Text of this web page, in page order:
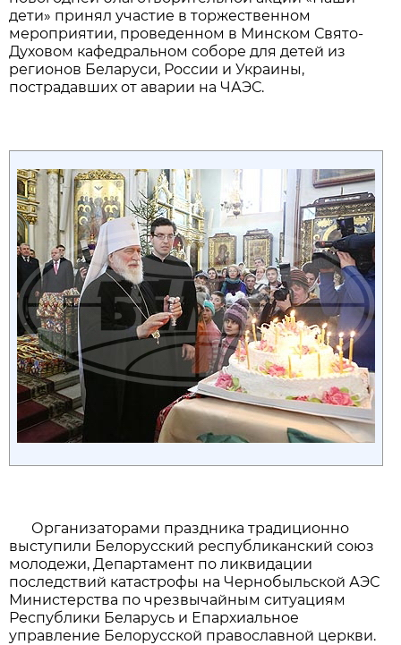
дети» принял участие в торжественном
мероприятии, проведенном в Минском Свято-
Духовом кафедральном соборе для детей из
регионов Беларуси, России и Украины,
пострадавших от аварии на ЧАЭС.
Организаторами праздника традиционно
выступили Белорусский республиканский союз
молодежи, Департамент по ликвидации
последствий катастрофы на Чернобыльской АЭС
Министерства по чрезвычайным ситуациям
Республики Беларусь и Епархиальное
управление Белорусской православной церкви.